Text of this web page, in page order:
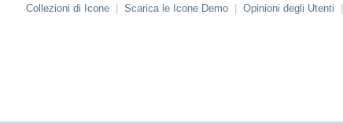
Collezioni di Icone Scarica le Icone Demo Opinioni degli Utenti